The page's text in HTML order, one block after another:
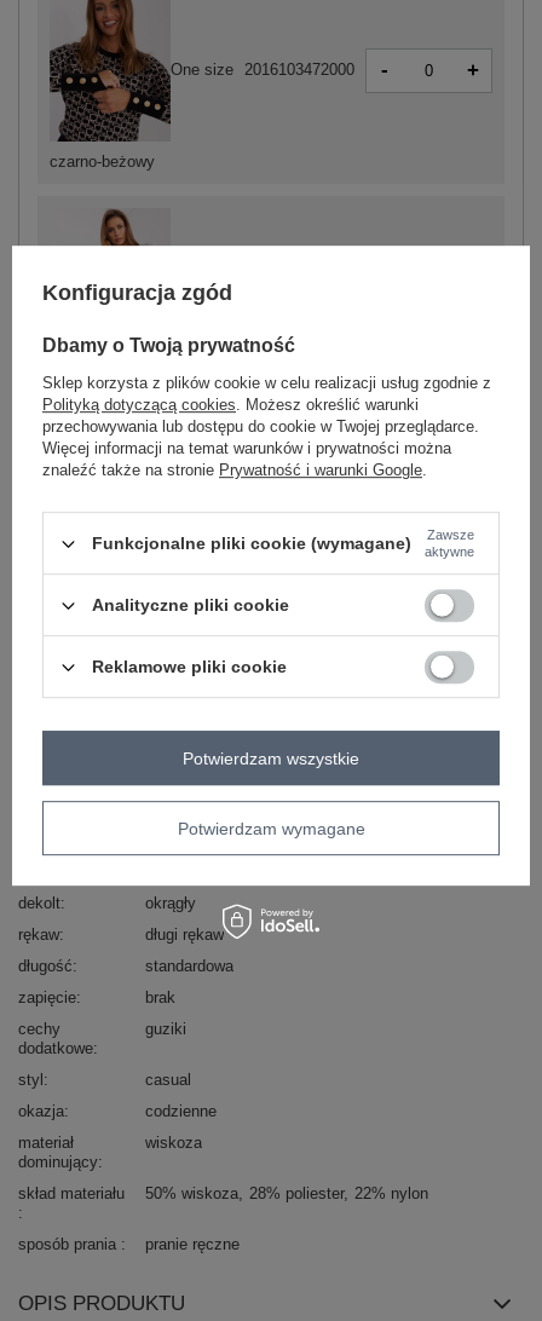
czarno-beżowy
One size 2016103472000 - +
szary
One size
Zobacz wszystkie kolory (+2)
ZALOGUJ SIĘ I ZOBACZ CENĘ
Masz pytanie? Chętnie pomożemy.
Zadzwoń+48 601 547 740 Zadaj pytanie
Kod produktu
AT-SW-2342.46P
WOOL FASHION ITALIA
wzór
nadruk
dekolt
okrągły
rękaw
długi rękaw
długość
standardowa
zapięcie
brak
cechy
dodatkowe
guziki
styl
casual
okazja
codzienne
materiał
dominujący
wiskoza
skład materiału 50% wiskoza 28% poliester 22% nylon
sposób prania pranie ręczne
OPIS PRODUKTU
Konfiguracja zgód
Dbamy o Twoją prywatność
Sklep korzysta z plików cookie w celu realizacji usług zgodnie z
Polityką dotyczącą cookies. Możesz określić warunki
przechowywania lub dostępu do cookie w Twojej przeglądarce.
Więcej informacji na temat warunków i prywatności można
znaleźć także na stronie Prywatność i warunki Google.
Funkcjonalne pliki cookie (wymagane)
Zawsze
aktywne
Analityczne pliki cookie
Reklamowe pliki cookie
Potwierdzam wymagane
Potwierdzam wszystkie